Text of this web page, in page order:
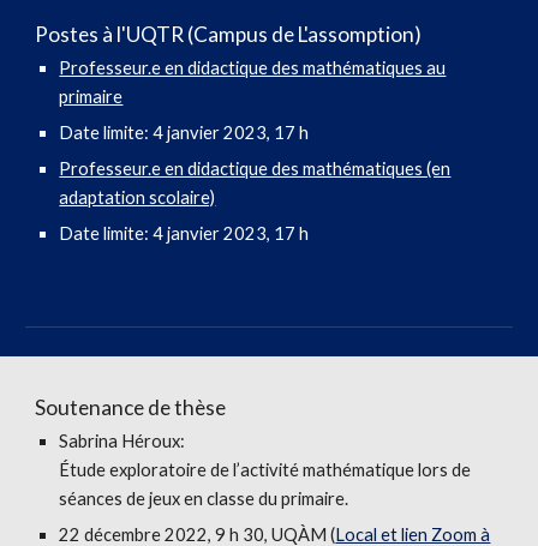
Postes à l'UQTR (Campus de L'assomption)
Professeur.e en didactique des mathématiques au
primaire
Date limite: 4 janvier 2023, 17 h
Professeur.e en didactique des mathématiques (en
adaptation scolaire)
Date limite: 4 janvier 2023, 17 h
Soutenance de thèse
Sabrina Héroux:
Étude exploratoire de l’activité mathématique lors de
séances de jeux en classe du primaire.
22décembre2022,9 h 30, UQÀM (Local et lien Zoom à